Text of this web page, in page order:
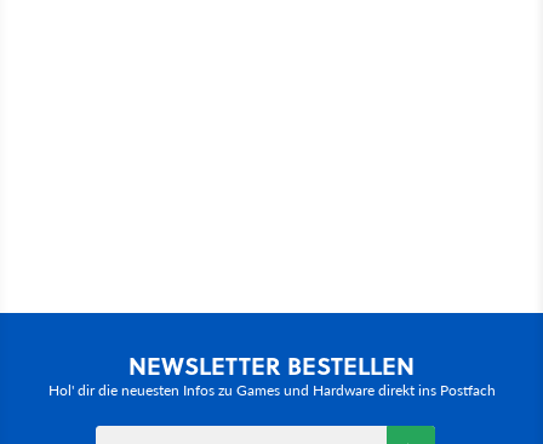
NEWSLETTER BESTELLEN
Hol' dir die neuesten Infos zu Games und Hardware direkt ins Postfach